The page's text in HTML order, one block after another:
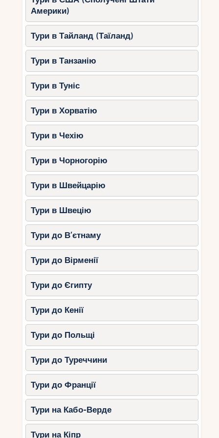
4. Пуерто-Вальярта –
мексиканська культура та
преміальний сервіс
Це місто поєднує колоніальну архітектуру та
сучасні готелі преміум-класу.
Де зупинитись?
Garza Blanca Preserve Resort &
Spa– готель з панорамними
краєвидами та найкращими
ресторанами регіону.
Casa Velas– бутік-готель, що
пропонує послуги для вимогливих
гостей.
The St. Regis Punta Mita Resort–
ексклюзивний курорт за 45 хвилин від
Пуерто-Вальярта.
Розваги:
Екскурсії колоніальними вуличками
міста.
Приватні гастрономічні тури
найкращими ресторанами регіону.
Катання на конях узбережжя.
Ексклюзивні розваги для
розкішного відпочинку
1. Приватні яхт-тури
У багатьох курортних зонах можна орендувати
яхту і насолодитися ексклюзивною прогулянкою
Карибським морем або Тихим океаном.
2. Гастрономічні тури та вечері
Америки)
Тури в Тайланд (Таїланд)
Тури в Танзанію
Тури в Туніс
Тури в Хорватію
Тури в Чехію
Тури в Чорногорію
Тури в Швейцарію
Тури в Швецію
Тури до В’єтнаму
Тури до Вірменії
Тури до Єгипту
Тури до Кенії
Тури до Польщі
Тури до Туреччини
Тури до Франції
Тури на Кабо-Верде
Тури на Кіпр